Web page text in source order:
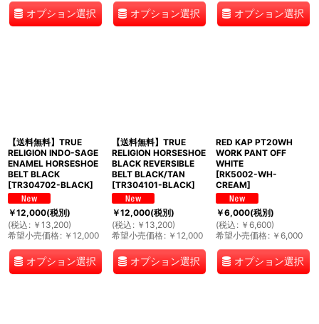
オプション選択 オプション選択 オプション選択
【送料無料】TRUE
RELIGION INDO-SAGE
ENAMEL HORSESHOE
BELT BLACK
[TR304702-BLACK]
￥12,000(税別)
(税込 : ￥ 13,200)
希望小売価格: ￥ 12,000
オプション選択
【送料無料】TRUE
RELIGION HORSESHOE
BLACK REVERSIBLE
BELT BLACK/TAN
[TR304101-BLACK]
￥12,000(税別)
(税込 : ￥ 13,200)
希望小売価格: ￥ 12,000
オプション選択
RED KAP PT20WH
WORK PANT OFF
WHITE
[RK5002-WH-
CREAM]
￥6,000(税別)
(税込 : ￥ 6,600)
希望小売価格: ￥ 6,000
オプション選択